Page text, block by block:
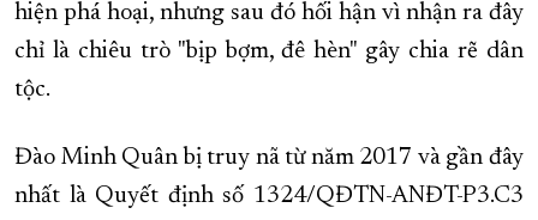
hiện phá hoại, nhưng sau đó hối hận vì nhận ra đây
chỉ là chiêu trò "bịp bợm, đê hèn" gây chia rẽ dân
tộc.
Đào Minh Quân bị truy nã từ năm 2017 và gần đây
nhất là Quyết định số 1324/QĐTN-ANĐT-P3.C3